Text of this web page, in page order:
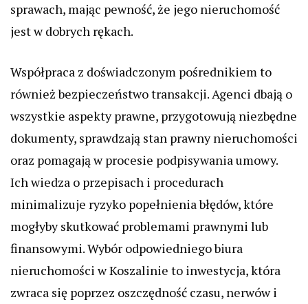
sprawach, mając pewność, że jego nieruchomość
jest w dobrych rękach.
Współpraca z doświadczonym pośrednikiem to
również bezpieczeństwo transakcji. Agenci dbają o
wszystkie aspekty prawne, przygotowują niezbędne
dokumenty, sprawdzają stan prawny nieruchomości
oraz pomagają w procesie podpisywania umowy.
Ich wiedza o przepisach i procedurach
minimalizuje ryzyko popełnienia błędów, które
mogłyby skutkować problemami prawnymi lub
finansowymi. Wybór odpowiedniego biura
nieruchomości w Koszalinie to inwestycja, która
zwraca się poprzez oszczędność czasu, nerwów i